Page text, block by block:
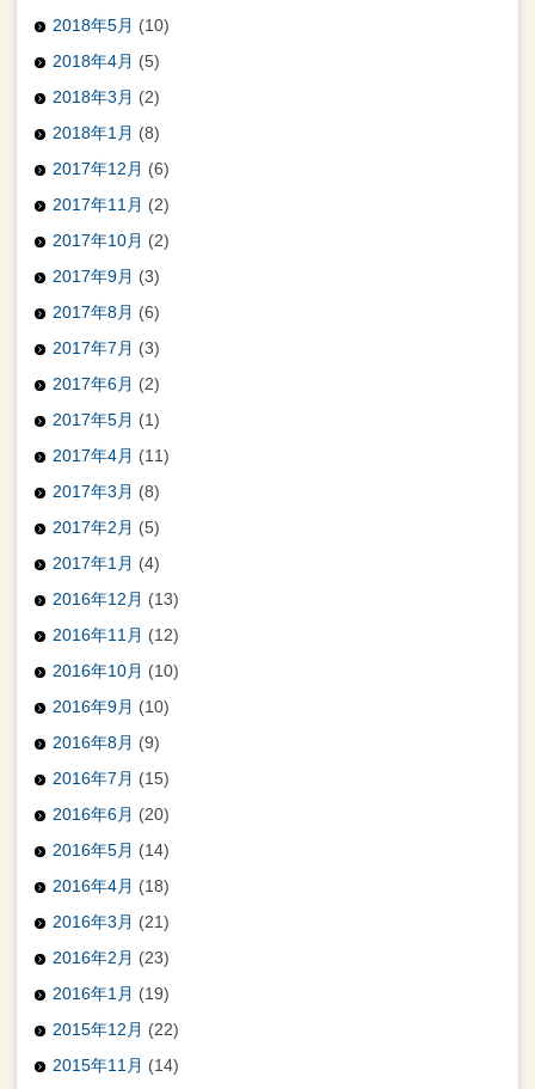
2018年5月 (10)
2018年4月 (5)
2018年3月 (2)
2018年1月 (8)
2017年12月 (6)
2017年11月 (2)
2017年10月 (2)
2017年9月 (3)
2017年8月 (6)
2017年7月 (3)
2017年6月 (2)
2017年5月 (1)
2017年4月 (11)
2017年3月 (8)
2017年2月 (5)
2017年1月 (4)
2016年12月 (13)
2016年11月 (12)
2016年10月 (10)
2016年9月 (10)
2016年8月 (9)
2016年7月 (15)
2016年6月 (20)
2016年5月 (14)
2016年4月 (18)
2016年3月 (21)
2016年2月 (23)
2016年1月 (19)
2015年12月 (22)
2015年11月 (14)